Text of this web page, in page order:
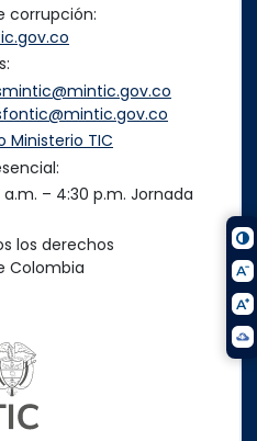
corrupción:
Ministerio TIC
– 4:30 p.m. Jornada
los derechos
Colombia